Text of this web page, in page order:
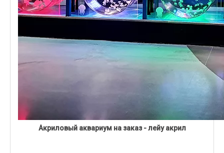
Акриловый аквариум на заказ - лейу акрил